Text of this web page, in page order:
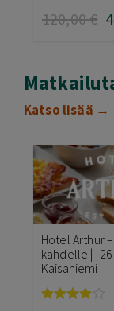
120,00€
Katso lisää →
Hotel Arthur
kahdelle | -
Kaisaniemi